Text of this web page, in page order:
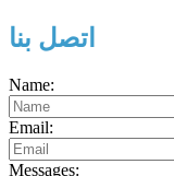
اتصل بنا
Name:
Email:
Messages: